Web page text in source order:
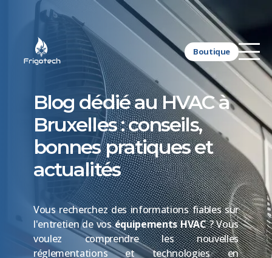
Boutique
Blog dédié au HVAC à
Bruxelles : conseils,
bonnes pratiques et
actualités
Vous recherchez des informations fiables sur
l'entretien de voséquipements HVAC? Vous
voulez comprendre les nouvelles
réglementations et technologies en